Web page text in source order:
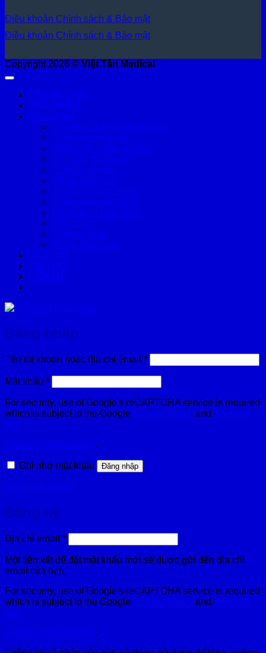
Điều khoản Chính sách & Bảo mật
Điều khoản Chính sách & Bảo mật
Copyright 2026 © Việt Tân Medical
TRANG CHỦ
GIỚI THIỆU
Sản phẩm
Dụng cụ chẩn đoán Riester
Thiết bị phòng mổ
Tiệt trùng – Xét nghiệm
ICU, Nội tổng quát
Thiết bị sản nhi
Vật tư tiêu hao
Thăm dò chức năng
Chẩn đoán hình ảnh
Phụ kiện – Linh kiện
Hóa chất
Thiết bị khác
Chưa phân loại
DỊCH VỤ
TIN TỨC
LIÊN HỆ
Đăng nhập
Tên tài khoản hoặc địa chỉ email *Bắt
buộc
Mật khẩu *Bắt
buộc
For security, use of Google's reCAPTCHA service is required
which is subject to the Google Privacy Policy and Terms of
Use.
I agree to these terms.
Ghi nhớ mật khẩu Đăng nhập
Quên mật khẩu?
Đăng ký
Địa chỉ email *Bắt
buộc
Một liên kết để đặt mật khẩu mới sẽ được gửi đến địa chỉ
email của bạn.
For security, use of Google's reCAPTCHA service is required
which is subject to the Google Privacy Policy and Terms of
Use.
I agree to these terms.